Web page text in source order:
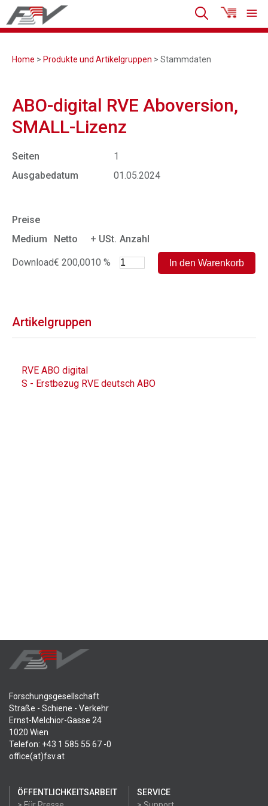
Home > Produkte und Artikelgruppen > Stammdaten
ABO-digital RVE Aboversion,
SMALL-Lizenz
Seiten
1
Ausgabedatum
01.05.2024
Preise
Medium
Netto + USt. Anzahl
Download€ 200,0010 %
Artikelgruppen
RVE ABO digital
S - Erstbezug RVE deutsch ABO
Forschungsgesellschaft
Straße - Schiene - Verkehr
Ernst-Melchior-Gasse 24
1020 Wien
Telefon: +43 1 585 55 67 -0
office(at)fsv.at
ÖFFENTLICHKEITSARBEIT
SERVICE